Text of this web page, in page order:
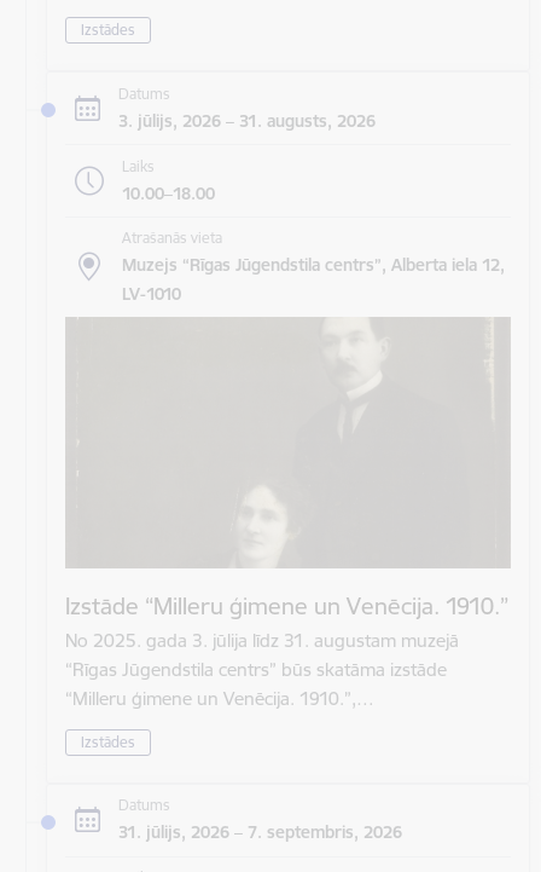
Izstādes
Datums
3. jūlijs, 2026 – 31. augusts, 2026
Laiks
10.00–18.00
Atrašanās vieta
Muzejs “Rīgas Jūgendstila centrs”, Alberta iela 12,
LV-1010
Izstāde “Milleru ģimene un Venēcija. 1910.”
No 2025. gada 3. jūlija līdz 31. augustam muzejā
“Rīgas Jūgendstila centrs” būs skatāma izstāde
“Milleru ģimene un Venēcija. 1910.”,…
Izstādes
Datums
31. jūlijs, 2026 – 7. septembris, 2026